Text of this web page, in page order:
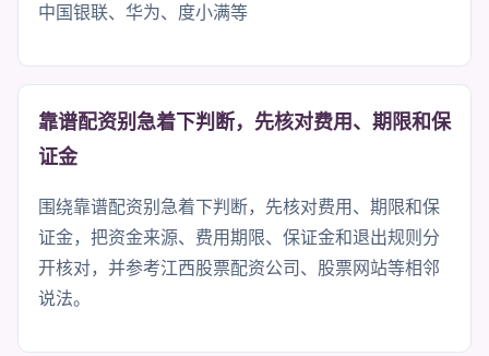
中国银联、华为、度小满等
靠谱配资别急着下判断，先核对费用、期限和保
证金
围绕靠谱配资别急着下判断，先核对费用、期限和保
证金，把资金来源、费用期限、保证金和退出规则分
开核对，并参考江西股票配资公司、股票网站等相邻
说法。